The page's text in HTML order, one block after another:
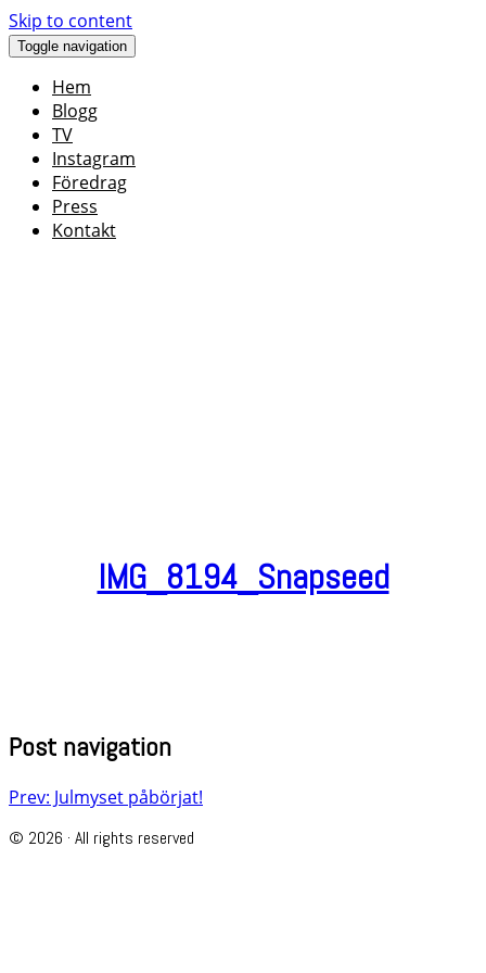
Skip to content
Toggle navigation
Hem
Blogg
TV
Instagram
Föredrag
Press
Kontakt
IMG_8194_Snapseed
Post navigation
Prev: Julmyset påbörjat!
© 2026 · All rights reserved